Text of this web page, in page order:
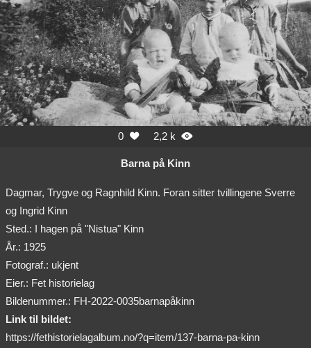
0  2,2 k 
Barna på Kinn
Dagmar, Trygve og Ragnhild Kinn. Foran sitter tvillingene Sverre
og Ingrid Kinn
Sted.: I hagen på "Nistua" Kinn
År.: 1925
Fotograf.: ukjent
Eier.: Fet historielag
Bildenummer.: FH-2022-0035barnapåkinn
Link til bildet:
https://fethistorielagalbum.no/?q=item/137-barna-pa-kinn